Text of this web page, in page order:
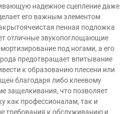
надежное сцепление даже
его важным элементом
пенная подложка
отличные звукопоглощающие
под ногами, а его
предотвращает впитывание
к образованию плесени или
благодаря либо клеевому
защелкивания, что позволяет
как профессионалам, так и
требования к обслуживанию и